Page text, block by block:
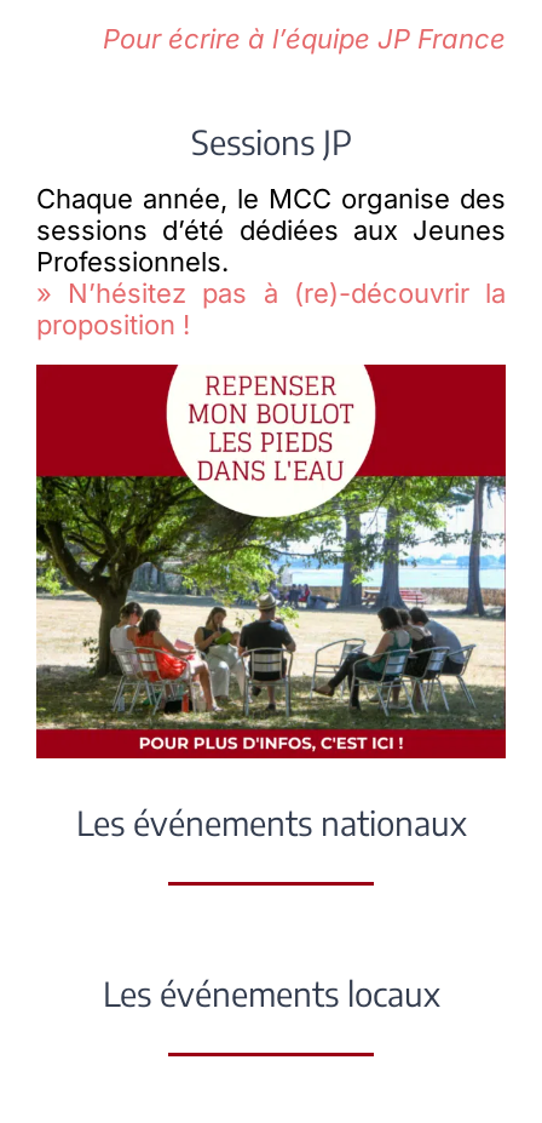
Pour écrire à l’équipe JP France
Sessions JP
Chaque année, le MCC organise des
sessions d’été dédiées aux Jeunes
Professionnels.
» N’hésitez pas à (re)-découvrir la
proposition !
Les événements nationaux
Les événements locaux